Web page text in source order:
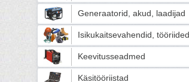
Generaatorid, akud, laadijad
Isikukaitsevahendid, tööriided
Keevitusseadmed
Käsitööriistad